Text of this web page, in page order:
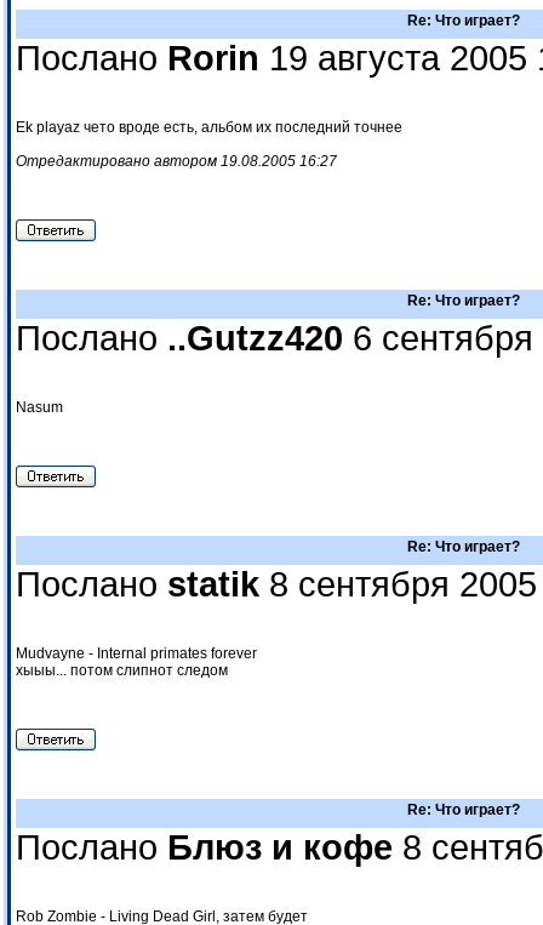
Re: Что играет?
Послано Rorin 19 августа 2005
Ek playaz чето вроде есть, альбом их последний точнее
Отредактировано автором 19.08.2005 16:27
Re: Что играет?
Послано ..Gutzz420 6
Nasum
Re: Что играет?
Послано statik 8 сентября
Mudvayne - Internal primates forever
хыыы... потом слипнот следом
Re: Что играет?
Послано Блюз и кофе 8
Rob Zombie - Living Dead Girl, затем будет